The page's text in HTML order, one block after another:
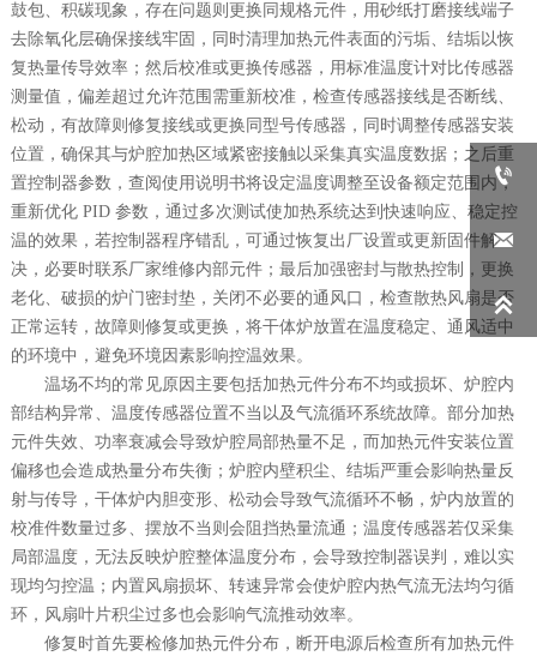
鼓包、积碳现象，存在问题则更换同规格元件，用砂纸打磨接线端子
去除氧化层确保接线牢固，同时清理加热元件表面的污垢、结垢以恢
复热量传导效率；然后校准或更换传感器，用标准温度计对比传感器
测量值，偏差超过允许范围需重新校准，检查传感器接线是否断线、
松动，有故障则修复接线或更换同型号传感器，同时调整传感器安装
位置，确保其与炉腔加热区域紧密接触以采集真实温度数据；之后重
置控制器参数，查阅使用说明书将设定温度调整至设备额定范围内，
重新优化 PID 参数，通过多次测试使加热系统达到快速响应、稳定控
温的效果，若控制器程序错乱，可通过恢复出厂设置或更新固件解
决，必要时联系厂家维修内部元件；最后加强密封与散热控制，更换
老化、破损的炉门密封垫，关闭不必要的通风口，检查散热风扇是否
正常运转，故障则修复或更换，将干体炉放置在温度稳定、通风适中
的环境中，避免环境因素影响控温效果。
温场不均的常见原因主要包括加热元件分布不均或损坏、炉腔内
部结构异常、温度传感器位置不当以及气流循环系统故障。部分加热
元件失效、功率衰减会导致炉腔局部热量不足，而加热元件安装位置
偏移也会造成热量分布失衡；炉腔内壁积尘、结垢严重会影响热量反
射与传导，干体炉内胆变形、松动会导致气流循环不畅，炉内放置的
校准件数量过多、摆放不当则会阻挡热量流通；温度传感器若仅采集
局部温度，无法反映炉腔整体温度分布，会导致控制器误判，难以实
现均匀控温；内置风扇损坏、转速异常会使炉腔内热气流无法均匀循
环，风扇叶片积尘过多也会影响气流推动效率。
修复时首先要检修加热元件分布，断开电源后检查所有加热元件


